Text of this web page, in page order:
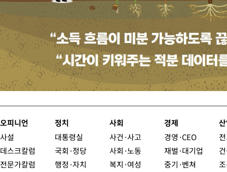
오피니언
사설
데스크칼럼
전문가칼럼
정치
대통령실
국회·정당
행정·자치
사회
사건·사고
사회·노동
복지·여성
경제
경영·CEO
재벌·대기업
중기·벤쳐